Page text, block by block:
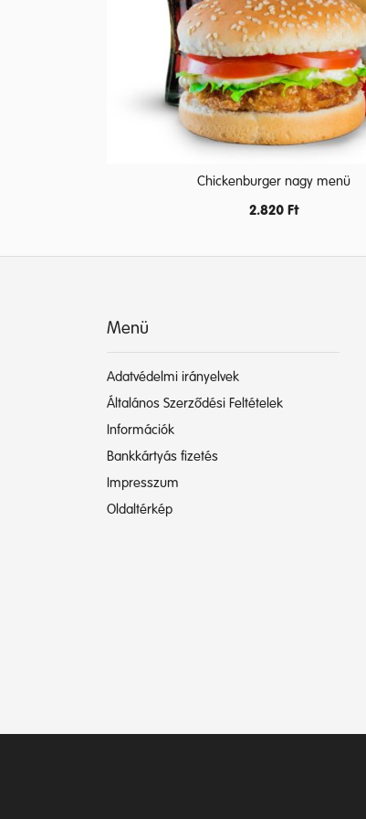
Chickenburger nagy menü
2.820 Ft
Menü
Adatvédelmi irányelvek
Általános Szerződési Feltételek
Információk
Bankkártyás fizetés
Impresszum
Oldaltérkép